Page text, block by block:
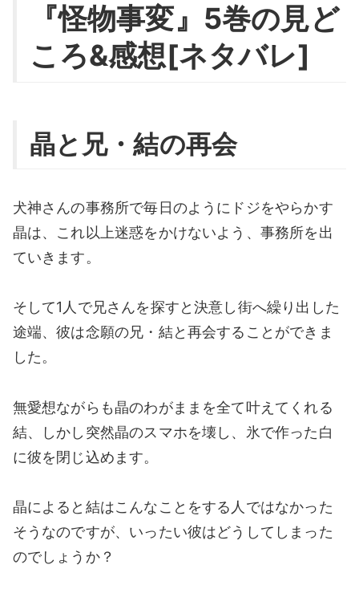
『怪物事変』5巻の見ど
ころ&感想[ネタバレ]
晶と兄・結の再会
犬神さんの事務所で毎日のようにドジをやらかす
晶は、これ以上迷惑をかけないよう、事務所を出
ていきます。
そして1人で兄さんを探すと決意し街へ繰り出した
途端、彼は念願の兄・結と再会することができま
した。
無愛想ながらも晶のわがままを全て叶えてくれる
結、しかし突然晶のスマホを壊し、氷で作った白
に彼を閉じ込めます。
晶によると結はこんなことをする人ではなかった
そうなのですが、いったい彼はどうしてしまった
のでしょうか？